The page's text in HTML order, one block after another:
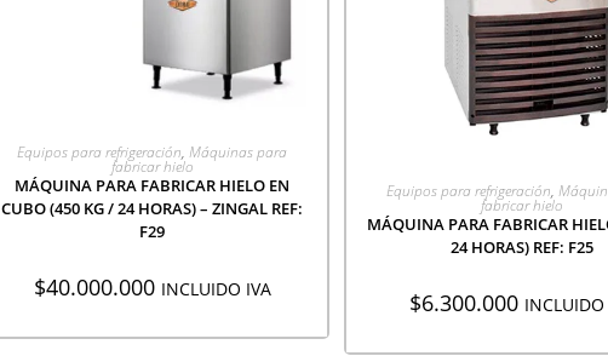
AGREGAR A COTIZACIÓN
Equipos para refrigeración, Máquinas para
fabricar hielo
MÁQUINA PARA FABRICAR HIELO EN
CUBO (450 KG / 24 HORAS) – ZINGAL REF:
F29
$40.000.000 INCLUIDO IVA
AGREGAR A
Equipos para refrigeración,
fabricar hielo
MÁQUINA PARA FABRICAR
24 HORAS) REF: F25
$6.300.000 INCLUIDO